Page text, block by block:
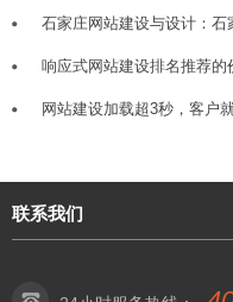
石家庄网站建设与设计：
响应式网站建设排名推荐的
网站建设加载超3秒，客
联系我们